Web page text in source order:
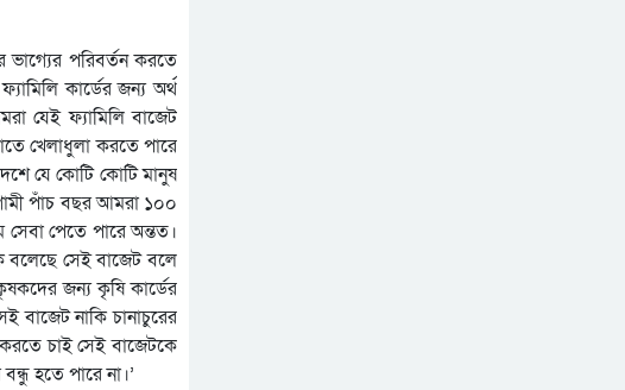
ভাগ্যের পরিবর্তন করতে
কার্ডের জন্য অর্থ
যেই ফ্যামিলি বাজেট
খেলাধুলা করতে পারে
যে কোটি কোটি মানুষ
পাঁচ বছর আমরা ১০০
সেবা পেতে পারে অন্তত।
বলেছে সেই বাজেট বলে
জন্য কৃষি কার্ডের
বাজেট নাকি চানাচুরের
চাই সেই বাজেটকে
হতে পারে না।’